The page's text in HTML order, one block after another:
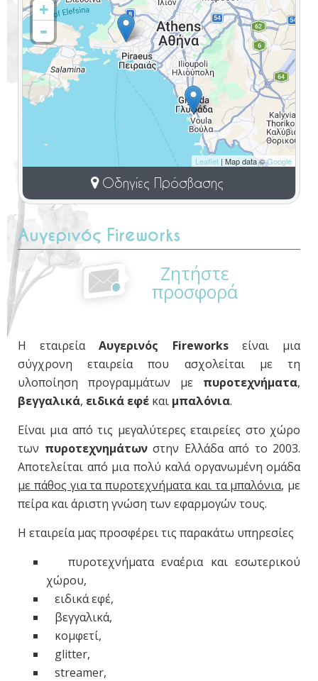
+
-
Leaflet | Map data ©Google
Οδηγίες Πρόσβασης
Αυγερινός Fireworks
Ζητήστε
προσφορά
Η εταιρείαΑυγερινός Fireworksείναι μια
σύγχρονη εταιρεία που ασχολείται με τη
υλοποίηση προγραμμάτων με πυροτεχνήματα,
βεγγαλικά, ειδικά εφέ και μπαλόνια.
Είναι μια από τις μεγαλύτερες εταιρείες στο χώρο
των πυροτεχνημάτων στην Ελλάδα από το 2003.
Αποτελείται από μια πολύ καλά οργανωμένη ομάδα
με πάθος για τα πυροτεχνήματα και τα μπαλόνια, με
πείρα και άριστη γνώση των εφαρμογών τους.
Η εταιρεία μας προσφέρει τις παρακάτω υπηρεσίες
πυροτεχνήματα εναέρια και εσωτερικού
χώρου,
ειδικά εφέ,
βεγγαλικά,
κομφετί,
glitter,
streamer,